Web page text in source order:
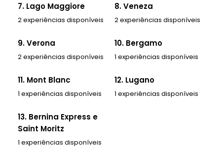
7. Lago Maggiore
2 experiências disponíveis
8. Veneza
2 experiências disponíveis
9. Verona
2 experiências disponíveis
10. Bergamo
1 experiências disponíveis
11. Mont Blanc
1 experiências disponíveis
12. Lugano
1 experiências disponíveis
13. Bernina Express e
Saint Moritz
1 experiências disponíveis